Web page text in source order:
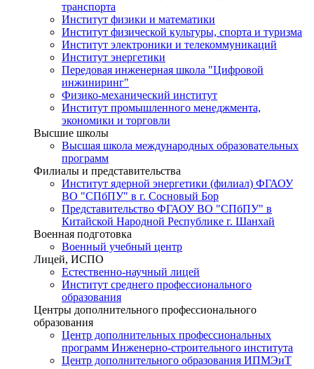
транспорта
Институт физики и математики
Институт физической культуры, спорта и туризма
Институт электроники и телекоммуникаций
Институт энергетики
Передовая инженерная школа "Цифровой
инжиниринг"
Физико-механический институт
Институт промышленного менеджмента,
экономики и торговли
Высшие школы
Высшая школа международных образовательных
программ
Филиалы и представительства
Институт ядерной энергетики (филиал) ФГАОУ
ВО "СПбПУ" в г. Сосновый Бор
Представительство ФГАОУ ВО "СПбПУ" в
Китайской Народной Республике г. Шанхай
Военная подготовка
Военный учебный центр
Лицей, ИСПО
Естественно-научный лицей
Институт среднего профессионального
образования
Центры дополнительного профессионального
образования
Центр дополнительных профессиональных
программ Инженерно-строительного института
Центр дополнительного образования ИПМЭиТ